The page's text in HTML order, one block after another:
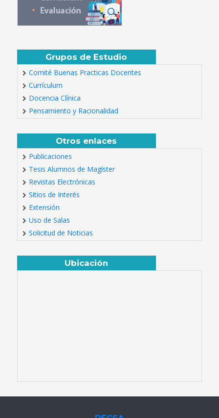
Grupos de Estudio
Comité Buenas Practicas Docentes
Currículum
Docencia Clínica
Pensamiento y Racionalidad
Otros enlaces
Publicaciones
Tesis Alumnos de Magíster
Revistas Electrónicas
Sitios de Interés
Extensión
Uso de Salas
Solicitud de Noticias
Ubicación